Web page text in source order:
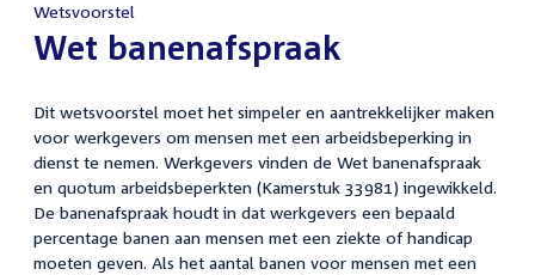
Wetsvoorstel
:Wet banenafspraak
Dit wetsvoorstel moet het simpeler en aantrekkelijker maken
voor werkgevers om mensen met een arbeidsbeperking in
dienst te nemen. Werkgevers vinden de Wet banenafspraak
en quotum arbeidsbeperkten (Kamerstuk 33981) ingewikkeld.
De banenafspraak houdt in dat werkgevers een bepaald
percentage banen aan mensen met een ziekte of handicap
moeten geven. Als het aantal banen voor mensen met een